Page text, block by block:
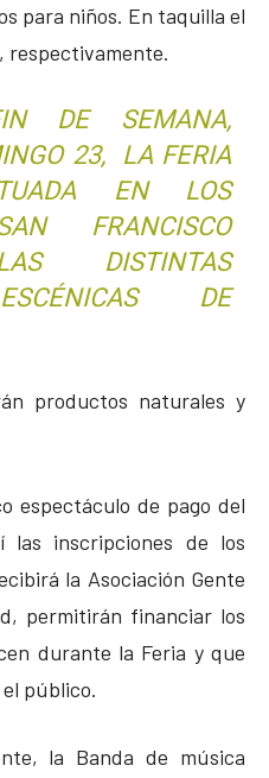
para niños. En taquilla el
respectivamente.
DE SEMANA,
23, LA FERIA
EN LOS
FRANCISCO
DISTINTAS
DE
productos naturales y
espectáculo de pago del
las inscripciones de los
la Asociación Gente
permitirán financiar los
durante la Feria y que
público.
la Banda de música